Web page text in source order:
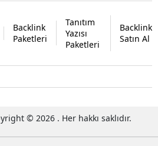
Backlink
Paketleri
Tanıtım
Yazısı
Paketleri
Backlink
Satın Al
© 2026 . Her hakkı saklıdır.